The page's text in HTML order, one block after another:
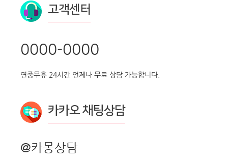
고객센터
0000-0000
연중무휴 24시간 언제나 무료 상담 가능합니다.
카카오 채팅상담
@카몽상담